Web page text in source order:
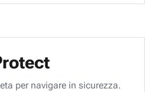
per navigare in sicurezza.